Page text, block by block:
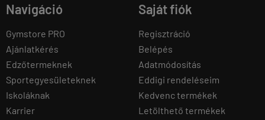
Navigáció
Gymstore PRO
Ajánlatkérés
Edzőtermeknek
Sportegyesületeknek
Iskoláknak
Karrier
Saját fiók
Regisztráció
Belépés
Adatmódosítás
Eddigi rendeléseim
Kedvenc termékek
Letölthető termékek